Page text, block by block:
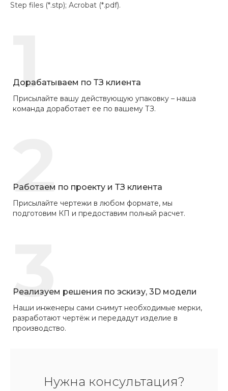
Step files (*.stp); Acrobat (*.pdf).
1
Дорабатываем по ТЗ клиента
Присылайте вашу действующую упаковку – наша
команда доработает ее по вашему ТЗ.
2
Работаем по проекту и ТЗ клиента
Присылайте чертежи в любом формате, мы
подготовим КП и предоставим полный расчет.
3
Реализуем решения по эскизу, 3D модели
Наши инженеры сами снимут необходимые мерки,
разработают чертёж и передадут изделие в
производство.
Нужна консультация?